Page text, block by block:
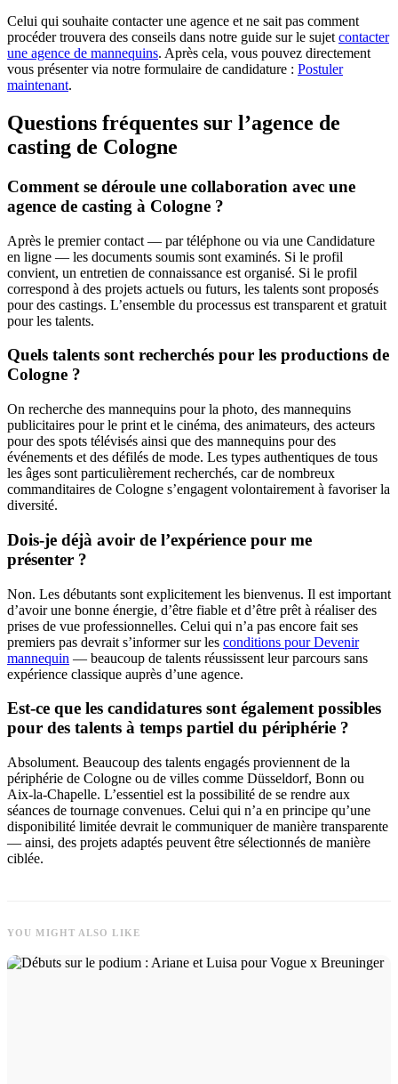
Celui qui souhaite contacter une agence et ne sait pas comment
procéder trouvera des conseils dans notre guide sur le sujet contacter
une agence de mannequins. Après cela, vous pouvez directement
vous présenter via notre formulaire de candidature : Postuler
maintenant.
Questions fréquentes sur l’agence de
casting de Cologne
Comment se déroule une collaboration avec une
agence de casting à Cologne ?
Après le premier contact — par téléphone ou via une Candidature
en ligne — les documents soumis sont examinés. Si le profil
convient, un entretien de connaissance est organisé. Si le profil
correspond à des projets actuels ou futurs, les talents sont proposés
pour des castings. L’ensemble du processus est transparent et gratuit
pour les talents.
Quels talents sont recherchés pour les productions de
Cologne ?
On recherche des mannequins pour la photo, des mannequins
publicitaires pour le print et le cinéma, des animateurs, des acteurs
pour des spots télévisés ainsi que des mannequins pour des
événements et des défilés de mode. Les types authentiques de tous
les âges sont particulièrement recherchés, car de nombreux
commanditaires de Cologne s’engagent volontairement à favoriser la
diversité.
Dois-je déjà avoir de l’expérience pour me
présenter ?
Non. Les débutants sont explicitement les bienvenus. Il est important
d’avoir une bonne énergie, d’être fiable et d’être prêt à réaliser des
prises de vue professionnelles. Celui qui n’a pas encore fait ses
premiers pas devrait s’informer sur les conditions pour Devenir
mannequin — beaucoup de talents réussissent leur parcours sans
expérience classique auprès d’une agence.
Est-ce que les candidatures sont également possibles
pour des talents à temps partiel du périphérie ?
Absolument. Beaucoup des talents engagés proviennent de la
périphérie de Cologne ou de villes comme Düsseldorf, Bonn ou
Aix-la-Chapelle. L’essentiel est la possibilité de se rendre aux
séances de tournage convenues. Celui qui n’a en principe qu’une
disponibilité limitée devrait le communiquer de manière transparente
— ainsi, des projets adaptés peuvent être sélectionnés de manière
ciblée.
YOU MIGHT ALSO LIKE